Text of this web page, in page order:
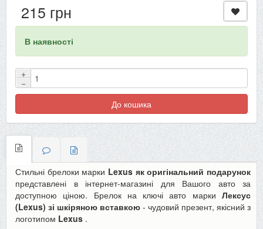
215 грн
В наявності
+
−
До кошика
Стильні брелоки марки Lexus як оригінальний подарунок
представлені в інтернет-магазині для Вашого авто за
доступною ціною. Брелок на ключі авто марки Лексус
(Lexus) зі шкіряною вставкою - чудовий презент, якісний з
логотипом Lexus .